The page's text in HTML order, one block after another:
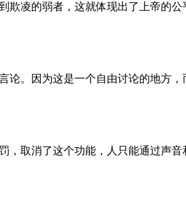
欺凌的弱者，这就体现出了上帝的公
论。因为这是一个自由讨论的地方，
，取消了这个功能，人只能通过声音